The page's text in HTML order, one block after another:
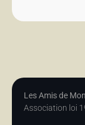
Les Amis de
Association loi